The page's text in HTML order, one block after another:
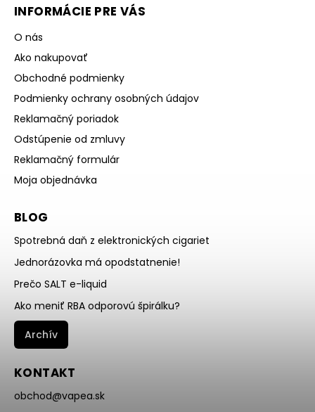
INFORMÁCIE PRE VÁS
O nás
Ako nakupovať
Obchodné podmienky
Podmienky ochrany osobných údajov
Reklamačný poriadok
Odstúpenie od zmluvy
Reklamačný formulár
Moja objednávka
BLOG
Spotrebná daň z elektronických cigariet
Jednorázovka má opodstatnenie!
Prečo SALT e-liquid
Ako meniť RBA odporovú špirálku?
Archív
KONTAKT
obchod@vapea.sk